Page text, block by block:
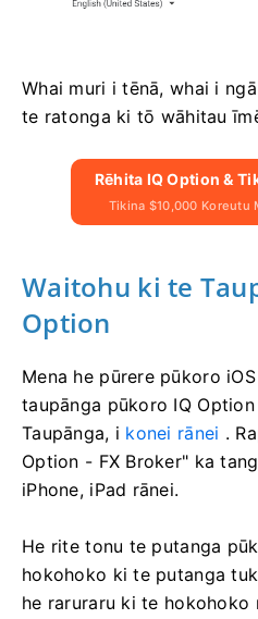
Whai muri i tēnā, whai i
te ratonga ki tō wāhitau
Rēhita IQ Option &
Tikina $10,000 Koreutu
Waitohu ki te
Option
Mena he pūrere pūkoro
taupānga pūkoro IQ
Taupānga, i konei rānei .
Option - FX Broker" ka
iPhone, iPad rānei.
He rite tonu te putanga
hokohoko ki te putanga
he raruraru ki te hokohoko